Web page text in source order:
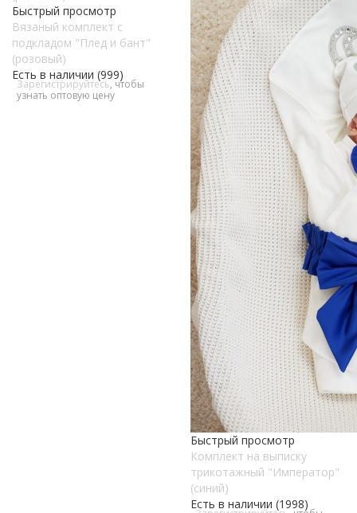
Быстрый просмотр
Вязаный комплект с
подкладом "Плед и бант"
(розовый)
Есть в наличии (999)
Зарегистрируйтесь, чтобы
узнать оптовую цену
Быстрый просмотр
Комплект на выписку
трикотажный "Император"
(синий)
Есть в наличии (1998)